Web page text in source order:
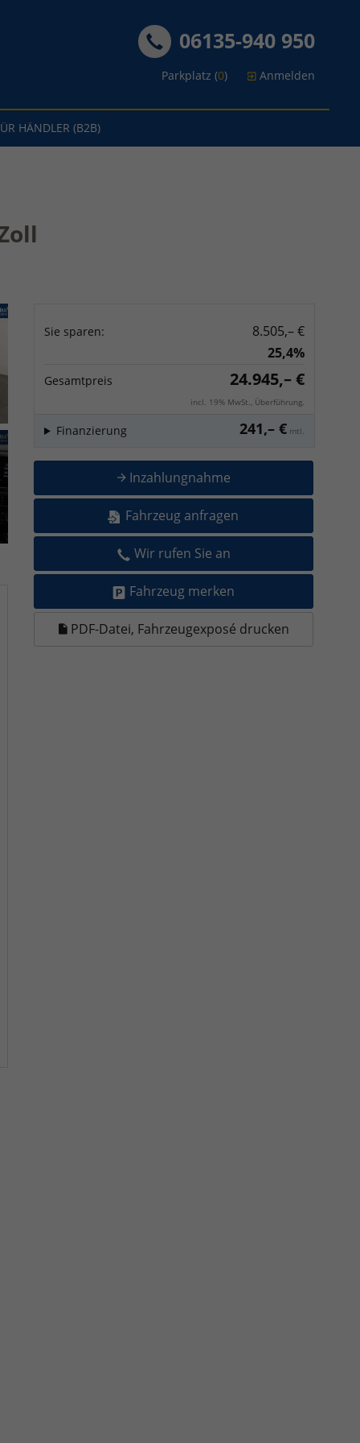
06135-940 950
Parkplatz (0) Anmelden
HÄNDLER (B2B)
Sie sparen:
8.505,– €
25,4%
Gesamtpreis 24.945,– €
incl. 19% MwSt., Überführung.
241,– € mtl.
Finanzierung
Inzahlungnahme
Fahrzeug anfragen
Wir rufen Sie an
Fahrzeug merken
PDF-Datei, Fahrzeugexposé drucken